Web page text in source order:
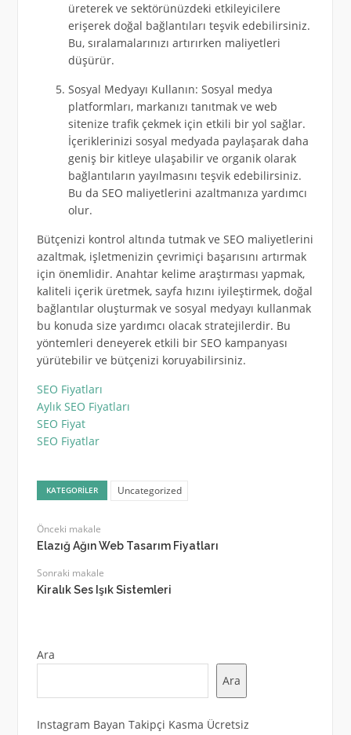
üreterek ve sektörünüzdeki etkileyicilere
erişerek doğal bağlantıları teşvik edebilirsiniz.
Bu, sıralamalarınızı artırırken maliyetleri
düşürür.
Sosyal Medyayı Kullanın: Sosyal medya
platformları, markanızı tanıtmak ve web
sitenize trafik çekmek için etkili bir yol sağlar.
İçeriklerinizi sosyal medyada paylaşarak daha
geniş bir kitleye ulaşabilir ve organik olarak
bağlantıların yayılmasını teşvik edebilirsiniz.
Bu da SEO maliyetlerini azaltmanıza yardımcı
olur.
Bütçenizi kontrol altında tutmak ve SEO maliyetlerini
azaltmak, işletmenizin çevrimiçi başarısını artırmak
için önemlidir. Anahtar kelime araştırması yapmak,
kaliteli içerik üretmek, sayfa hızını iyileştirmek, doğal
bağlantılar oluşturmak ve sosyal medyayı kullanmak
bu konuda size yardımcı olacak stratejilerdir. Bu
yöntemleri deneyerek etkili bir SEO kampanyası
yürütebilir ve bütçenizi koruyabilirsiniz.
SEO Fiyatları
Aylık SEO Fiyatları
SEO Fiyat
SEO Fiyatlar
KATEGORILER Uncategorized
Önceki makale
Elazığ Ağın Web Tasarım Fiyatları
Sonraki makale
Kiralık Ses Işık Sistemleri
Ara
Ara
Instagram Bayan Takipçi Kasma Ücretsiz